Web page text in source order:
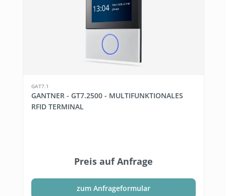
GAT7.1
GANTNER - GT7.2500 - MULTIFUNKTIONALES
RFID TERMINAL
Preis auf Anfrage
zum Anfrageformular